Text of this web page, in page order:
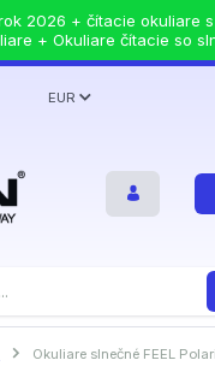
2026 + čítacie okuliare
+ Okuliare čítacie so
EUR
Okuliare slnečné FEEL